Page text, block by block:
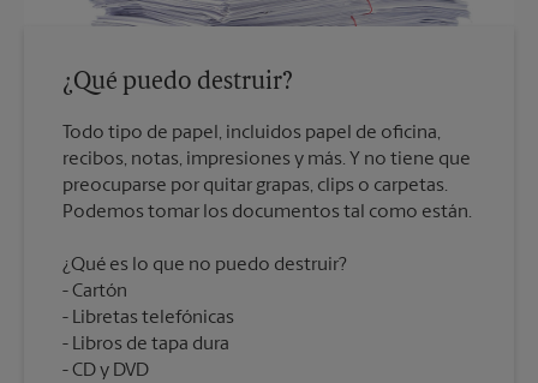
¿Qué puedo destruir?
Todo tipo de papel, incluidos papel de oficina,
recibos, notas, impresiones y más. Y no tiene que
preocuparse por quitar grapas, clips o carpetas.
¿Qué es lo que no puedo destruir?
Cartón
Libretas telefónicas
Libros de tapa dura
CD y DVD